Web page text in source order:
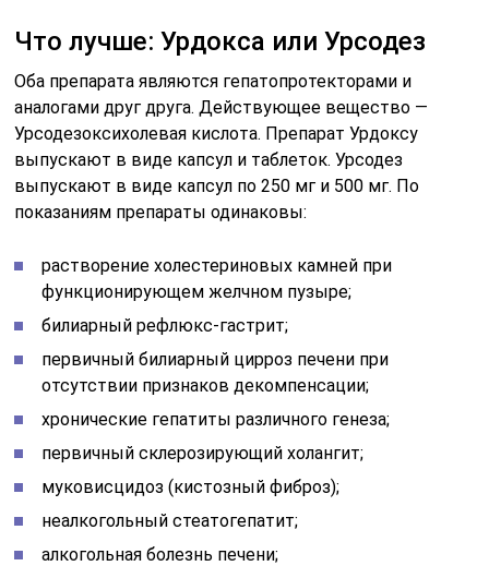
Что лучше: Урдокса или Урсодез
Оба препарата являются гепатопротекторами и
аналогами друг друга. Действующее вещество —
Урсодезоксихолевая кислота. Препарат Урдоксу
выпускают в виде капсул и таблеток. Урсодез
выпускают в виде капсул по 250 мг и 500 мг. По
показаниям препараты одинаковы:
растворение холестериновых камней при
функционирующем желчном пузыре;
билиарный рефлюкс-гастрит;
первичный билиарный цирроз печени при
отсутствии признаков декомпенсации;
хронические гепатиты различного генеза;
первичный склерозирующий холангит;
муковисцидоз (кистозный фиброз);
неалкогольный стеатогепатит;
алкогольная болезнь печени;